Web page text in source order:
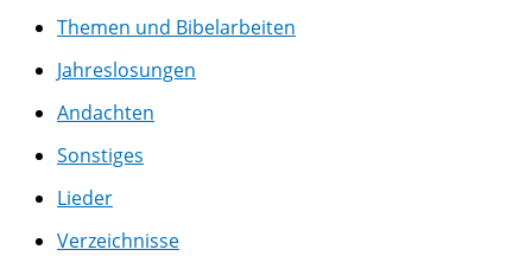
Themen und Bibelarbeiten
Jahreslosungen
Andachten
Sonstiges
Lieder
Verzeichnisse